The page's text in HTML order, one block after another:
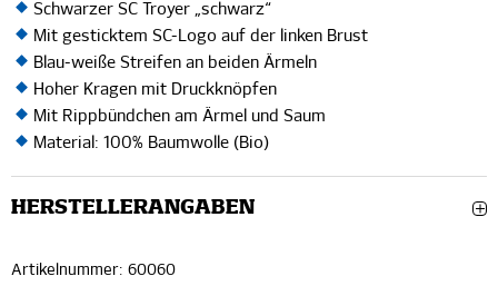
Schwarzer SC Troyer „schwarz“
Mit gesticktem SC-Logo auf der linken Brust
Blau-weiße Streifen an beiden Ärmeln
Hoher Kragen mit Druckknöpfen
Mit Rippbündchen am Ärmel und Saum
Material: 100% Baumwolle (Bio)
HERSTELLERANGABEN
Artikelnummer: 60060